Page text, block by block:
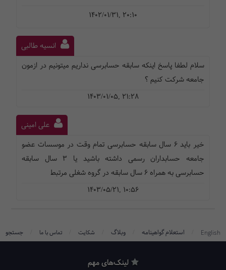
1402/01/31, 20:10
انسیه طالبی
سلام لطفا پاسخ اینکه سابقه حسابرسی نداریم میتونیم در ازمون
جامعه شرکت کنیم ؟
1403/01/05, 21:28
علی امینی
خیر باید 6 سال سابقه حسابرسی تمام وقت در موسسات عضو
جامعه حسابداران رسمی داشته باشید یا 3 سال سابقه
حسابرسی به همراه 6 سال سابقه در گروه شغلی مرتبط
1403/05/21, 10:56
English استعلام گواهینامه وبلاگ شکایت تماس با ما جستجو
لینک‌های مهم